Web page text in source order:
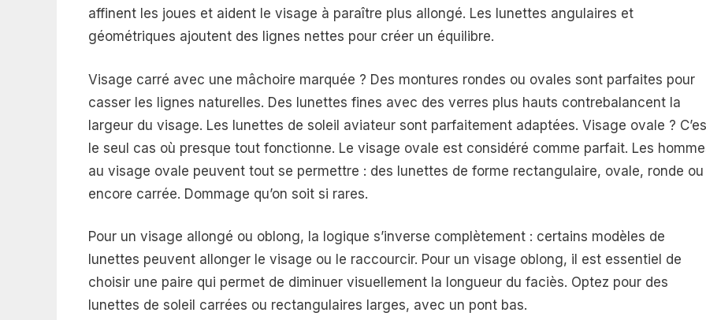
affinent les joues et aident le visage à paraître plus allongé. Les lunettes angulaires et
géométriques ajoutent des lignes nettes pour créer un équilibre.
Visage carré avec une mâchoire marquée ? Des montures rondes ou ovales sont parfaites pour
casser les lignes naturelles. Des lunettes fines avec des verres plus hauts contrebalancent la
largeur du visage. Les lunettes de soleil aviateur sont parfaitement adaptées. Visage ovale ?
le seul cas où presque tout fonctionne. Le visage ovale est considéré comme parfait. Les
au visage ovale peuvent tout se permettre : des lunettes de forme rectangulaire, ovale, ronde ou
encore carrée. Dommage qu’on soit si rares.
Pour un visage allongé ou oblong, la logique s’inverse complètement : certains modèles de
lunettes peuvent allonger le visage ou le raccourcir. Pour un visage oblong, il est essentiel de
choisir une paire qui permet de diminuer visuellement la longueur du faciès. Optez pour des
lunettes de soleil carrées ou rectangulaires larges, avec un pont bas.